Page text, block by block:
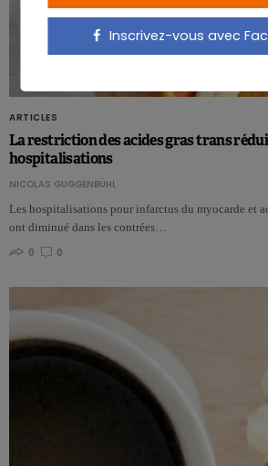
ARTICLES
La restriction des acides gras trans
hospitalisations
NICOLAS GUGGENBÜHL
Les hospitalisations pour infarctus du myocarde et
ont diminué dans les contrées…
0
0
Inscrivez-vous avec